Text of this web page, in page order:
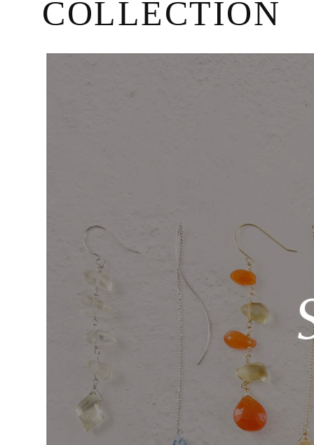
COLLECTION